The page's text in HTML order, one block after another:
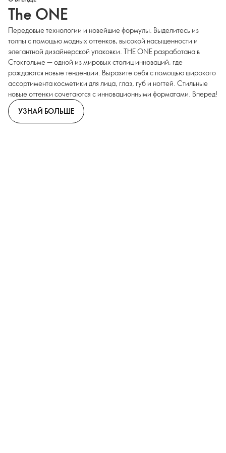
The ONE
Передовые технологии и новейшие формулы. Выделитесь из
толпы с помощью модных оттенков, высокой насыщенности и
элегантной дизайнерской упаковки. THE ONE разработана в
Стокгольме — одной из мировых столиц инноваций, где
рождаются новые тенденции. Выразите себя с помощью широкого
ассортимента косметики для лица, глаз, губ и ногтей. Стильные
новые оттенки сочетаются с инновационными форматами. Вперед!
УЗНАЙ БОЛЬШЕ